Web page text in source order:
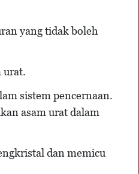
yang tidak boleh
urat.
sistem pencernaan.
asam urat dalam
dan memicu